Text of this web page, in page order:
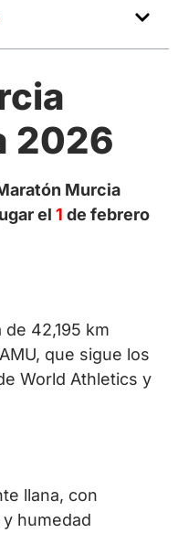
2026
Murcia
el 1 de febrero
42,195 km
que sigue los
World Athletics y
llana, con
humedad